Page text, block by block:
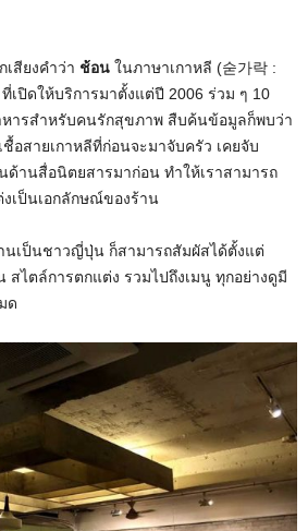
เสียงคำว่า ช้อน ในภาษาเกาหลี (숟가락 :
ปิดให้บริการมาตั้งแต่ปี 2006 ร่วม ๆ 10
หารสำหรับคนรักสุขภาพ สืบค้นข้อมูลก็พบว่า
อสายเกาหลีที่ก่อนจะมาจับครัว เคยจับ
ด้านสื่อนิตยสารมาก่อน ทำให้เราสามารถ
เป็นเอกลักษณ์ของร้าน
นเป็นชาวญี่ปุ่น ก็สามารถสัมผัสได้ตั้งแต่
สไตล์การตกแต่ง รวมไปถึงเมนู ทุกอย่างดูมี
ด